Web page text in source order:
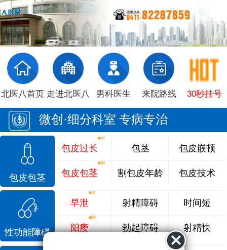
北医八首页 走进北医八 男科医生 来院路线 30秒挂号
微创·细分科室 专病专治
包皮包茎
包皮过长
包皮包茎
包茎
割包皮年龄
包皮嵌顿
包皮技术
性功能障碍
早泄
阳痿
射精障碍
勃起障碍
时间短
射精快